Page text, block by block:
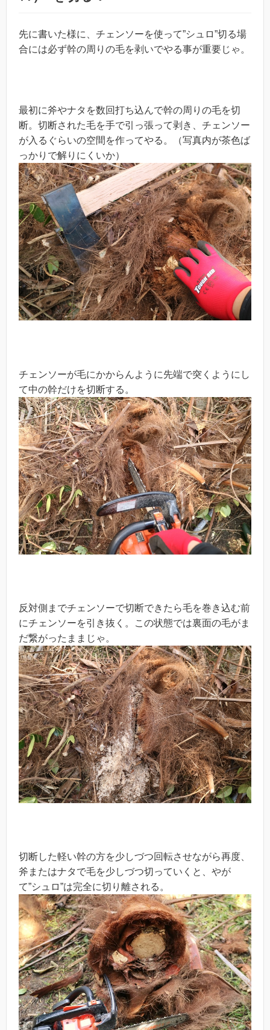
先に書いた様に、チェンソーを使って”シュロ”切る場
合には必ず幹の周りの毛を剥いでやる事が重要じゃ。
最初に斧やナタを数回打ち込んで幹の周りの毛を切
断。切断された毛を手で引っ張って剥き、チェンソー
が入るぐらいの空間を作ってやる。（写真内が茶色ば
っかりで解りにくいか）
チェンソーが毛にかからんように先端で突くようにし
て中の幹だけを切断する。
反対側までチェンソーで切断できたら毛を巻き込む前
にチェンソーを引き抜く。この状態では裏面の毛がま
だ繋がったままじゃ。
切断した軽い幹の方を少しづつ回転させながら再度、
斧またはナタで毛を少しづつ切っていくと、やが
て”シュロ”は完全に切り離される。